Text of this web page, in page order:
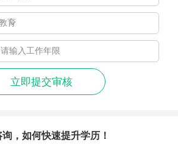
立即提交审核
，如何快速提升学历！